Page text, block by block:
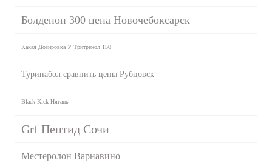
Болденон 300 цена Новочебоксарск
Какая Дозировка У Тритренол 150
Туринабол сравнить цены Рубцовск
Black Kick Нягань
Grf Пептид Сочи
Местеролон Варнавино